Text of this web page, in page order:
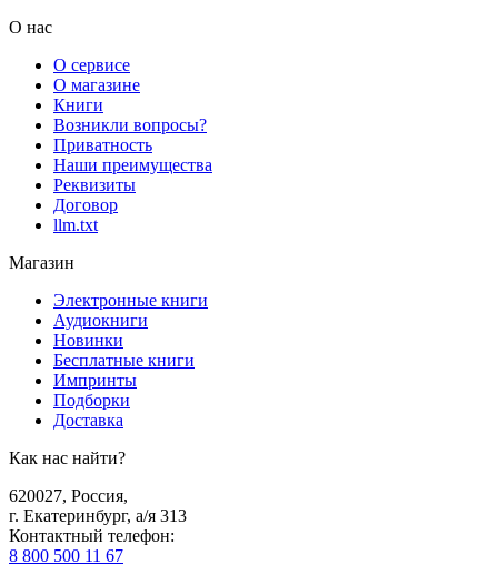
О нас
О сервисе
О магазине
Книги
Возникли вопросы?
Приватность
Наши преимущества
Реквизиты
Договор
llm.txt
Магазин
Электронные книги
Аудиокниги
Новинки
Бесплатные книги
Импринты
Подборки
Доставка
Как нас найти?
620027, Россия,
г. Екатеринбург, а/я 313
Контактный телефон:
8 800 500 11 67